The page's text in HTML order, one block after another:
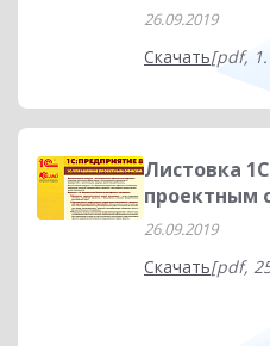
26.09.2019
Скачать[pdf,
Листовка
проектным
26.09.2019
Скачать[pdf,